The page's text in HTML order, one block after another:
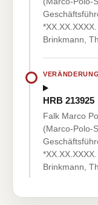
Brinkmann,
HRB 213925
Falk Marco
(Marco-Polo-
Brinkmann,